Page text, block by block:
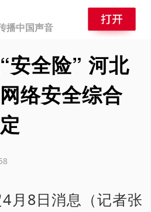
播中国声音
安全险” 河北
络安全综合
月8日消息（记者张